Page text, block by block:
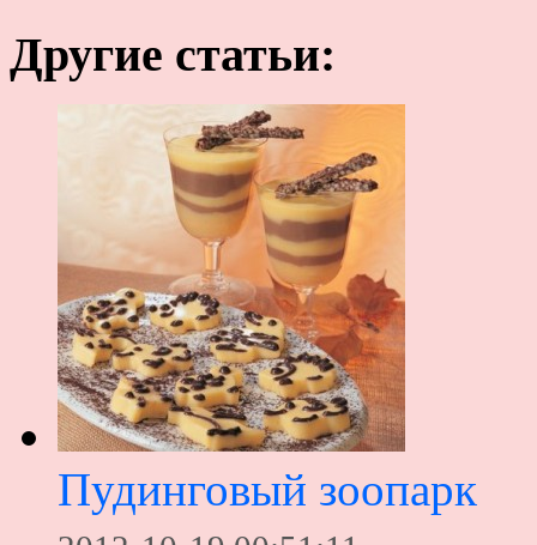
Другие статьи:
Пудинговый зоопарк